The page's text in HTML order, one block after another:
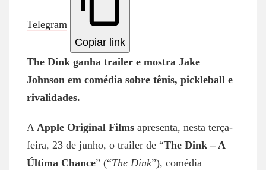
Telegram
Copiar link
The Dink ganha trailer e mostra Jake
Johnson em comédia sobre tênis, pickleball e
rivalidades.
A Apple Original Films apresenta, nesta terça-
feira, 23 de junho, o trailer de “The Dink – A
Última Chance” (“The Dink”), comédia